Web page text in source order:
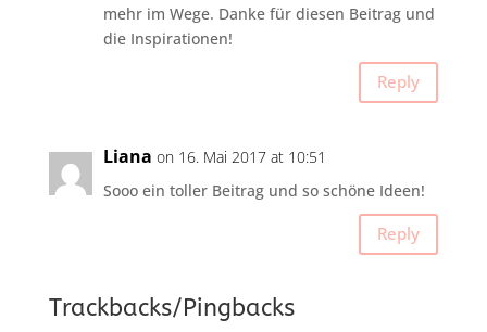
mehr im Wege. Danke für diesen Beitrag und
die Inspirationen!
Reply
Liana on 16. Mai 2017 at 10:51
Sooo ein toller Beitrag und so schöne Ideen!
Reply
Trackbacks/Pingbacks